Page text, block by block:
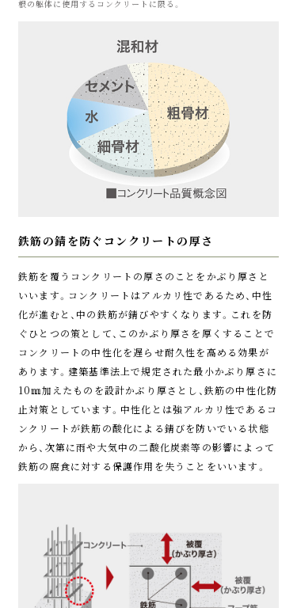
根の躯体に使用するコンクリートに限る。
鉄筋の錆を防ぐコンクリートの厚さ
鉄筋を覆うコンクリートの厚さのことをかぶり厚さと
いいます。コンクリートはアルカリ性であるため、中性
化が進むと、中の鉄筋が錆びやすくなります。これを防
ぐひとつの策として、このかぶり厚さを厚くすることで
コンクリートの中性化を遅らせ耐久性を高める効果が
あります。建築基準法上で規定された最小かぶり厚さに
10㎜加えたものを設計かぶり厚さとし、鉄筋の中性化防
止対策としています。中性化とは強アルカリ性であるコ
ンクリートが鉄筋の酸化による錆びを防いでいる状態
から、次第に雨や大気中の二酸化炭素等の影響によって
鉄筋の腐食に対する保護作用を失うことをいいます。
音声警報を発信
【自動火災報知設備と
自動火災報知設備は火災
報知設備ともいい、火災時
知します。自動的にイン
発することにより、火災を
早期に発見し、早期通報、
初期消火、早期避難を可能
にするために設けられる
警報設備です。
安全な避難経路を確保
玄関側に火や煙がまわっ
て、玄関からの避難が難し
い時は、自住戸および隣戸
のバルコニーから安全階
しごなどの避難器具も備
スイッチボタンをつまん
す。
異常発生時の緊急対応の流れ
万が一の時にも安心な24時間セキュリティシステムを
採用。エレベーターなどの共用部や住戸内で異常が発生
した際にも、直ちに対応します。快適な暮らしの基本と
なる安全性にも、しっかりとこだわりました。
スイッチ式サムターン
上下のスイッチを押しな
がら解錠するスイッチ式
サムターンを採用。不正な
玄関ドアの鍵部分は鎌式
デッド錠とそれを受け止
める強固なストライクに